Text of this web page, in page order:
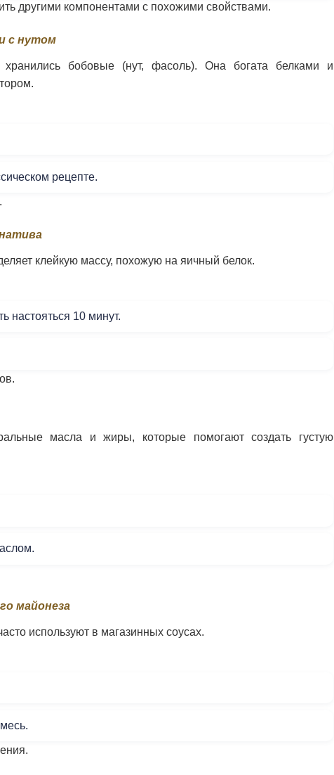
другими компонентами с похожими свойствами.
с нутом
бобовые (нут, фасоль). Она богата белками и
рецепте.
клейкую массу, похожую на яичный белок.
настояться 10 минут.
масла и жиры, которые помогают создать густую
майонеза
используют в магазинных соусах.